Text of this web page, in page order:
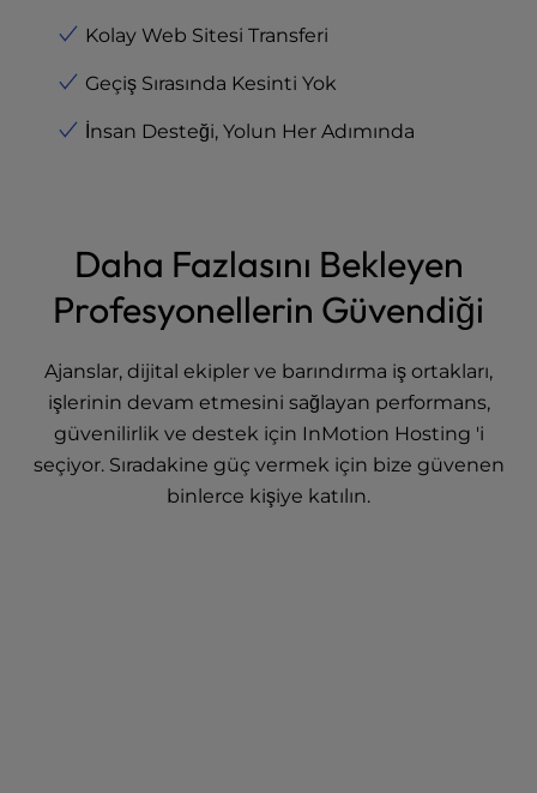
Kolay Web Sitesi Transferi
Geçiş Sırasında Kesinti Yok
İnsan Desteği, Yolun Her Adımında
Daha Fazlasını Bekleyen
Profesyonellerin Güvendiği
Ajanslar, dijital ekipler ve barındırma iş ortakları,
işlerinin devam etmesini sağlayan performans,
güvenilirlik ve destek için InMotion Hosting 'i
seçiyor. Sıradakine güç vermek için bize güvenen
binlerce kişiye katılın.